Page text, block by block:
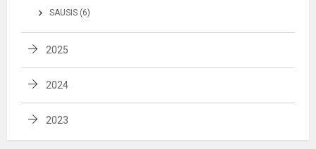
SAUSIS (6)
2025
2024
2023